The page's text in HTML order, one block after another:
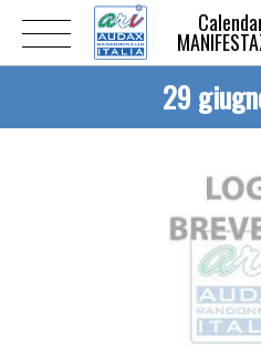
29